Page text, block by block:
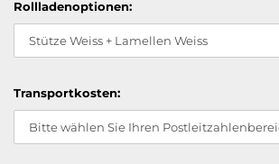
Rollladenoptionen:
Transportkosten: